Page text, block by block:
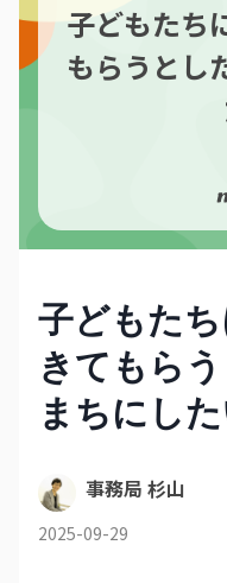
子どもたち
もらうとし
子どもた
きてもら
まちにし
事務局 杉山
2025-09-29